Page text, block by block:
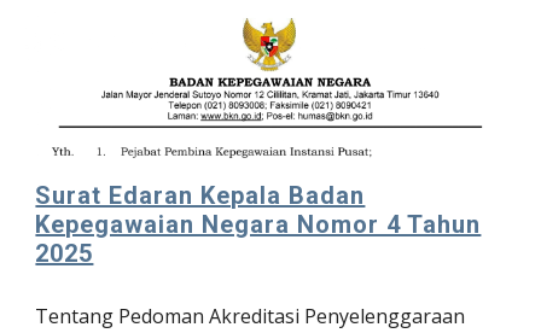
Surat Edaran Kepala Badan
Kepegawaian Negara Nomor 4 Tahun
2025
Tentang Pedoman Akreditasi Penyelenggaraan